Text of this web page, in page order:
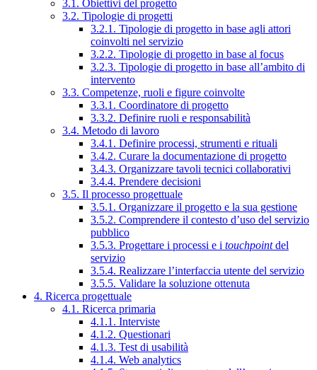
3.1. Obiettivi del progetto
3.2. Tipologie di progetti
3.2.1. Tipologie di progetto in base agli attori
coinvolti nel servizio
3.2.2. Tipologie di progetto in base al focus
3.2.3. Tipologie di progetto in base all’ambito di
intervento
3.3. Competenze, ruoli e figure coinvolte
3.3.1. Coordinatore di progetto
3.3.2. Definire ruoli e responsabilità
3.4. Metodo di lavoro
3.4.1. Definire processi, strumenti e rituali
3.4.2. Curare la documentazione di progetto
3.4.3. Organizzare tavoli tecnici collaborativi
3.4.4. Prendere decisioni
3.5. Il processo progettuale
3.5.1. Organizzare il progetto e la sua gestione
3.5.2. Comprendere il contesto d’uso del servizio
pubblico
3.5.3. Progettare i processi e i touchpointdel
servizio
3.5.4. Realizzare l’interfaccia utente del servizio
3.5.5. Validare la soluzione ottenuta
4. Ricerca progettuale
4.1. Ricerca primaria
4.1.1. Interviste
4.1.2. Questionari
4.1.3. Test di usabilità
4.1.4. Web analytics